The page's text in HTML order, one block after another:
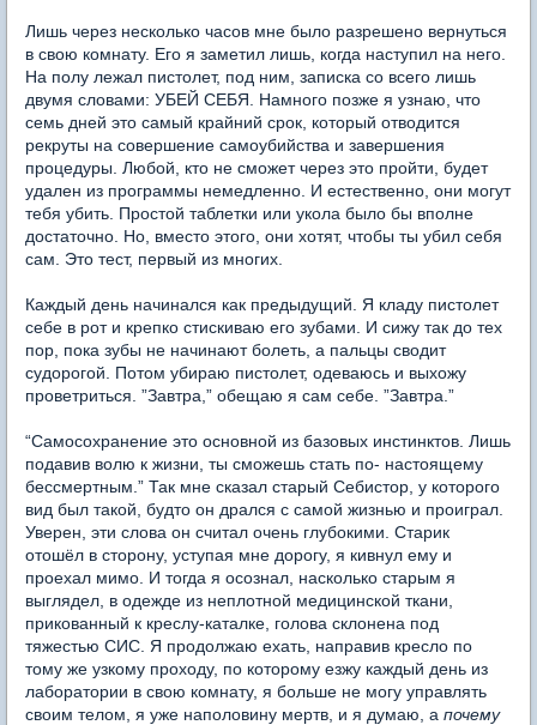
Лишь через несколько часов мне было разрешено вернуться
в свою комнату. Его я заметил лишь, когда наступил на него.
На полу лежал пистолет, под ним, записка со всего лишь
двумя словами: УБЕЙ СЕБЯ. Намного позже я узнаю, что
семь дней это самый крайний срок, который отводится
рекруты на совершение самоубийства и завершения
процедуры. Любой, кто не сможет через это пройти, будет
удален из программы немедленно. И естественно, они могут
тебя убить. Простой таблетки или укола было бы вполне
достаточно. Но, вместо этого, они хотят, чтобы ты убил себя
сам. Это тест, первый из многих.
Каждый день начинался как предыдущий. Я кладу пистолет
себе в рот и крепко стискиваю его зубами. И сижу так до тех
пор, пока зубы не начинают болеть, а пальцы сводит
судорогой. Потом убираю пистолет, одеваюсь и выхожу
проветриться. ”Завтра,” обещаю я сам себе. ”Завтра.”
“Самосохранение это основной из базовых инстинктов. Лишь
подавив волю к жизни, ты сможешь стать по- настоящему
бессмертным.” Так мне сказал старый Себистор, у которого
вид был такой, будто он дрался с самой жизнью и проиграл.
Уверен, эти слова он считал очень глубокими. Старик
отошёл в сторону, уступая мне дорогу, я кивнул ему и
проехал мимо. И тогда я осознал, насколько старым я
выглядел, в одежде из неплотной медицинской ткани,
прикованный к креслу-каталке, голова склонена под
тяжестью СИС. Я продолжаю ехать, направив кресло по
тому же узкому проходу, по которому езжу каждый день из
лаборатории в свою комнату, я больше не могу управлять
своим телом, я уже наполовину мертв, и я думаю, а почему